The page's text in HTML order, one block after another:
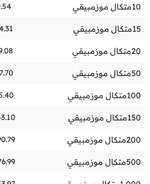
10متكال موزمبيقي
15متكال موزمبيقي
20متكال موزمبيقي
50متكال موزمبيقي
100متكال موزمبيقي
150متكال موزمبيقي
200متكال موزمبيقي
500متكال موزمبيقي